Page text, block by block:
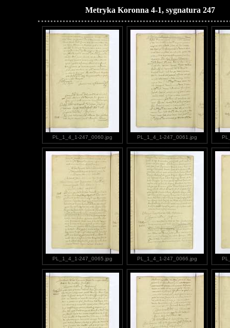
Metryka Koronna 4-1, sygnatura 247
PL_1_4_1-247_0060.jpg PL_1_4_1-247_0061.jpg
PL_1_4_1-247_0065.jpg PL_1_4_1-247_0066.jpg